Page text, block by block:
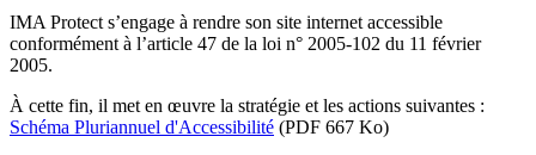
IMA Protect s’engage à rendre son site internet accessible
conformément à l’article 47 de la loi n° 2005-102 du 11 février
2005.
À cette fin, il met en œuvre la stratégie et les actions suivantes :
Schéma Pluriannuel d'Accessibilité (PDF 667 Ko)